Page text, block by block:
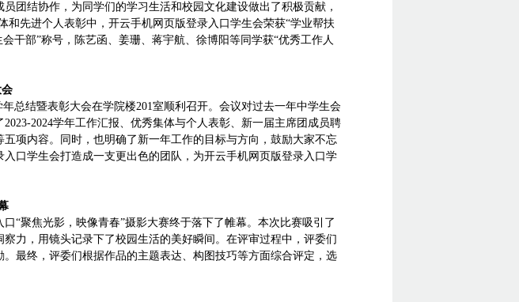
团结协作，为同学们的学习生活和校园文化建设做出了积极贡献，
和先进个人表彰中，开云手机网页版登录入口学生会荣获“学业帮扶
干部”称号，陈艺函、姜珊、蒋宇航、徐博阳等同学获“优秀工作人
会
总结暨表彰大会在学院楼201室顺利召开。会议对过去一年中学生会
2024学年工作汇报、优秀集体与个人表彰、新一届主席团成员聘
项内容。同时，也明确了新一年工作的目标与方向，鼓励大家不忘
口学生会打造成一支更出色的团队，为开云手机网页版登录入口学
“聚焦光影，映像青春”摄影大赛终于落下了帷幕。本次比赛吸引了
力，用镜头记录下了校园生活的美好瞬间。在评审过程中，评委们
最终，评委们根据作品的主题表达、构图技巧等方面综合评定，选